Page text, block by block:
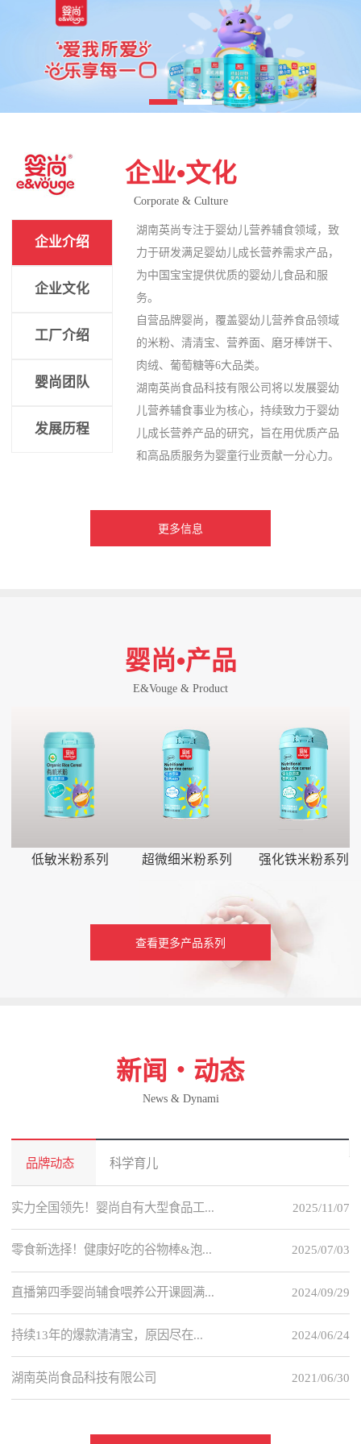
企业•文化
Corporate & Culture
企业介绍
企业文化
工厂介绍
婴尚团队
发展历程
湖南英尚专注于婴幼儿营养辅食领域，致
力于研发满足婴幼儿成长营养需求产品，
为中国宝宝提供优质的婴幼儿食品和服
务。
自营品牌婴尚，覆盖婴幼儿营养食品领域
的米粉、清清宝、营养面、磨牙棒饼干、
肉绒、葡萄糖等6大品类。
湖南英尚食品科技有限公司将以发展婴幼
儿营养辅食事业为核心，持续致力于婴幼
儿成长营养产品的研究，旨在用优质产品
和高品质服务为婴童行业贡献一分心力。
更多信息
婴尚•产品
E&Vouge & Product
低敏米粉系列 超微细米粉系列 强化铁米粉系列
查看更多产品系列
新闻・动态
News & Dynami
品牌动态 科学育儿
2025/11/07
实力全国领先！婴尚自有大型食品工...
2025/07/03
零食新选择！健康好吃的谷物棒&泡...
2024/09/29
直播第四季婴尚辅食喂养公开课圆满...
2024/06/24
持续13年的爆款清清宝，原因尽在...
2021/06/30
湖南英尚食品科技有限公司